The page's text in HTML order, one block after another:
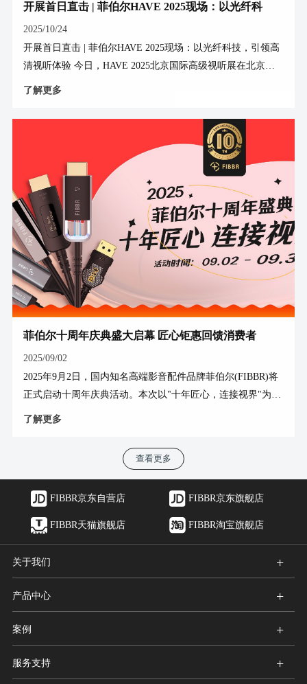
开展首日直击 | 菲伯尔HAVE 2025现场：以光纤科
技，引领高清视听体验
2025/10/24
开展首日直击 | 菲伯尔HAVE 2025现场：以光纤科技，引领高
清视听体验 今日，HAVE 2025北京国际高级视听展在北京工
大建国饭店正式启幕。菲伯尔携旗下多款核心连接产品实力登
列镀银音频线，为影音爱好者提供更全面、更具竞争力的高性
刷新率、HDR与沉浸式音频的进阶需求，普通线材在长距离传
输与复杂电磁环境中易出现信号损失与干扰。菲伯尔从传输介
质与结构设计入手，致力于在视频与音频路径上尽可能降低信
号损耗
了解更多
菲伯尔十周年庆典盛大启幕 匠心钜惠回馈消费者
2025/09/02
2025年9月2日，国内知名高端影音配件品牌菲伯尔(FIBBR)将
正式启动十周年庆典活动。本次以"十年匠心，连接视界"为主
题的庆典，将带来长达一个月的超值优惠和精彩互动，回馈十
为三个阶段展开。9月2日启动的第一阶段，消费者可在淘宝、
京东（非自营）、抖音三大平台的菲伯尔官方旗舰店购买菲伯
刮开抽奖码，即可参与抽奖。 据悉，此次抽奖奖品丰厚，包
括10条Ultra 8KⅡ光纤HDMI®线（价值2999元）、15条Pro3高
性能光纤HDMI®
了解更多
查看更多
FIBBR京东自营店 FIBBR京东旗舰店
FIBBR天猫旗舰店 FIBBR淘宝旗舰店
+
关于我们
+
产品中心
+
案例
+
服务支持